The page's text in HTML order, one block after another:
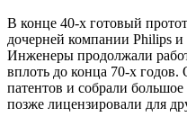
В конце 40-х готовый
дочерней компании Philips и
Инженеры продолжали
вплоть до конца 70-х
патентов и собрали
позже лицензировали для